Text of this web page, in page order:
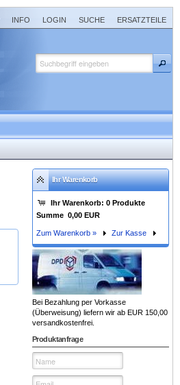
INFO LOGIN SUCHE ERSATZTEILE
Ihr Warenkorb
Ihr Warenkorb: 0 Produkte
Summe 0,00 EUR
Zum Warenkorb » Zur Kasse
Bei Bezahlung per Vorkasse
(Überweisung) liefern wir ab EUR 150,00
versandkostenfrei.
Produktanfrage